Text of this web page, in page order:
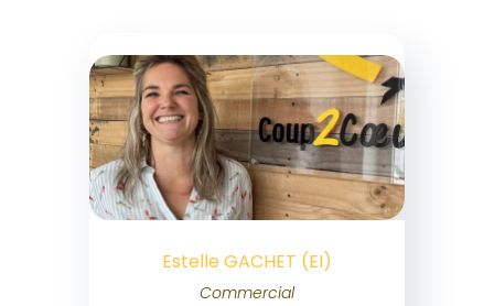
Estelle GACHET (EI)
Commercial